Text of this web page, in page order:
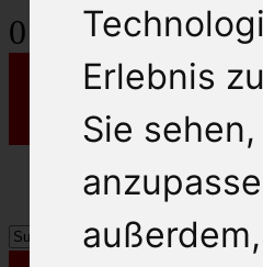
Erlebnis
Sie
0 Artikel